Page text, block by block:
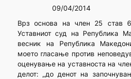
09/04/2014
Врз основа на член 25 став
Уставниот суд на Република
весник на Република
моето гласање против
оценување на уставноста на
делот: „до денот на